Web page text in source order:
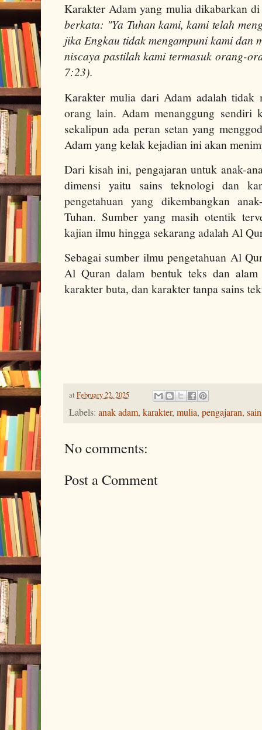
Karakter Adam yang mulia dikabarkan
berkata: "Ya Tuhan kami, kami telah
jika Engkau tidak mengampuni kami dan
niscaya pastilah kami termasuk orang-
7:23).
Karakter mulia dari Adam adalah tidak
orang lain. Adam menanggung sendiri
sekalipun ada peran setan yang
Adam yang kelak kejadian ini akan
Dari kisah ini, pengajaran untuk anak-
dimensi yaitu sains teknologi dan
pengetahuan yang dikembangkan
Tuhan. Sumber yang masih otentik
kajian ilmu hingga sekarang adalah Al
Sebagai sumber ilmu pengetahuan Al
Al Quran dalam bentuk teks dan
karakter buta, dan karakter tanpa sains
at February 22, 2025
Labels: anak adam, karakter, mulia, pengajaran,
No comments:
Post a Comment